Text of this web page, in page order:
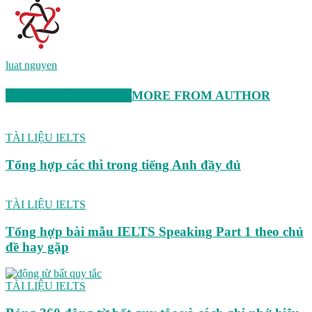
luat nguyen
MORE FROM AUTHOR
TÀI LIỆU IELTS
Tổng hợp các thì trong tiếng Anh đầy đủ
TÀI LIỆU IELTS
Tổng hợp bài mẫu IELTS Speaking Part 1 theo chủ
đề hay gặp
TÀI LIỆU IELTS